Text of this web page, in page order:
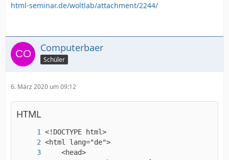
html-seminar.de/woltlab/attachment/2244/
Computerbaer
Schüler
6. März 2020 um 09:12
HTML